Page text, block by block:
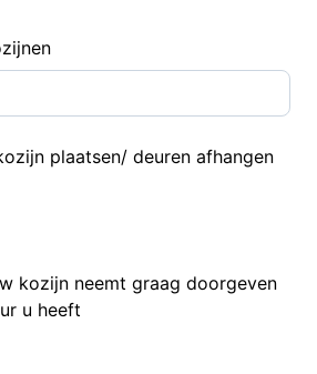
plaatsen/ deuren afhangen
kozijn neemt graag doorgeven
u heeft